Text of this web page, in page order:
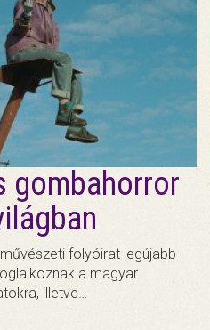
gombahorror
folyóirat legújabb
a magyar
illetve…